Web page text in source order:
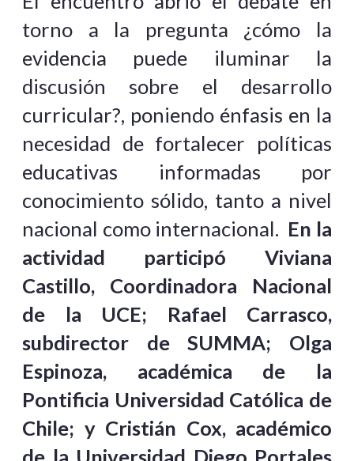
torno a la pregunta ¿cómo la
evidencia puede iluminar la
discusión sobre el desarrollo
curricular?, poniendo énfasis en la
necesidad de fortalecer políticas
educativas informadas por
conocimiento sólido, tanto a nivel
nacional como internacional. En la
actividad participó Viviana
Castillo, Coordinadora Nacional
de la UCE; Rafael Carrasco,
subdirector de SUMMA; Olga
Espinoza, académica de la
Pontificia Universidad Católica de
Chile; y Cristián Cox, académico
de la Universidad Diego Portales